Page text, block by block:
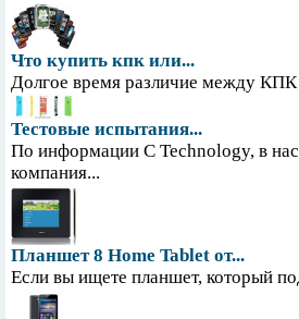
Что купить кпк или...
Долгое время различие между
Тестовые испытания...
По информации С Technology, в
компания...
Планшет 8 Home Tablet от...
Если вы ищете планшет, который